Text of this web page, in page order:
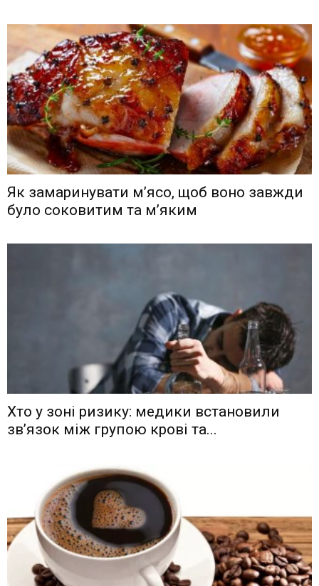
Як замаринувати м’ясо, щоб воно завжди
було соковитим та м’яким
Хто у зоні ризику: медики встановили
зв’язок між групою крові та...